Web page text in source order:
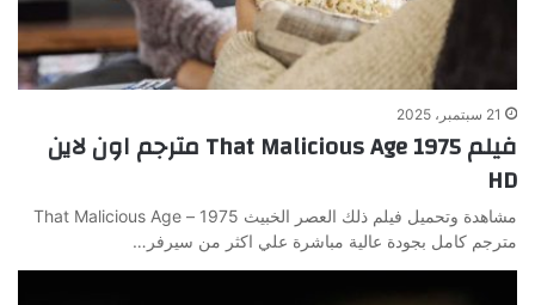
21 سبتمبر، 2025
فيلم That Malicious Age 1975 مترجم اون لاين
HD
مشاهدة وتحميل فيلم ذلك العصر الخبيث 1975 – That Malicious Age
مترجم كامل بجودة عالية مباشرة علي اكثر من سيرفر…